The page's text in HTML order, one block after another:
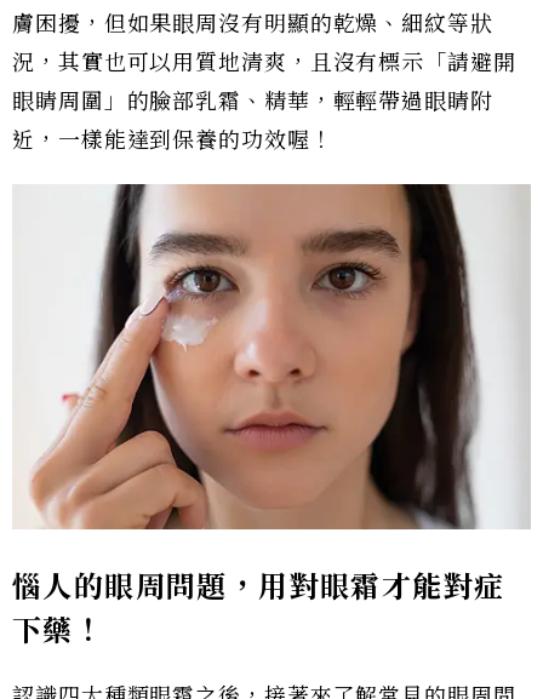
膚困擾，但如果眼周沒有明顯的乾燥、細紋等狀
況，其實也可以用質地清爽，且沒有標示「請避開
眼睛周圍」的臉部乳霜、精華，輕輕帶過眼睛附
近，一樣能達到保養的功效喔！
惱人的眼周問題，用對眼霜才能對症
下藥！